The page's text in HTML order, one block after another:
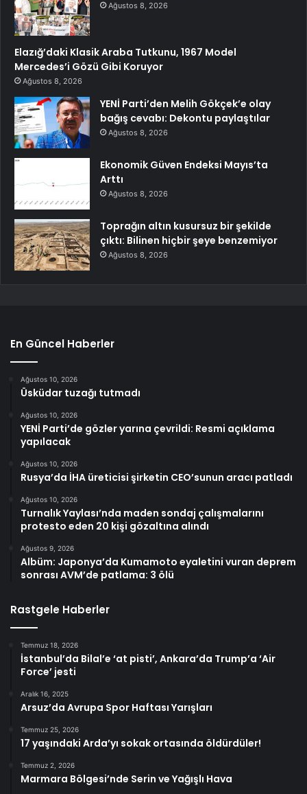
Ağustos 8, 2026
Elazığ’daki Klasik Araba Tutkunu, 1967 Model
Mercedes’i Gözü Gibi Koruyor
Ağustos 8, 2026
YENİ Parti’den Melih Gökçek’e olay
bağış cevabı: Dekontu paylaştılar
Ağustos 8, 2026
Ekonomik Güven Endeksi Mayıs’ta
Arttı
Ağustos 8, 2026
Toprağın altın kusursuz bir şekilde
çıktı: Bilinen hiçbir şeye benzemiyor
Ağustos 8, 2026
En Güncel Haberler
Ağustos 10, 2026
Üsküdar tuzağı tutmadı
Ağustos 10, 2026
YENİ Parti’de gözler yarına çevrildi: Resmi açıklama
yapılacak
Ağustos 10, 2026
Rusya’da İHA üreticisi şirketin CEO’sunun aracı patladı
Ağustos 10, 2026
Turnalık Yaylası’nda maden sondaj çalışmalarını
protesto eden 20 kişi gözaltına alındı
Ağustos 9, 2026
Albüm: Japonya’da Kumamoto eyaletini vuran deprem
sonrası AVM’de patlama: 3 ölü
Rastgele Haberler
Temmuz 18, 2026
İstanbul’da Bilal’e ‘at pisti’, Ankara’da Trump’a ‘Air
Force’ jesti
Aralık 16, 2025
Arsuz’da Avrupa Spor Haftası Yarışları
Temmuz 25, 2026
17 yaşındaki Arda’yı sokak ortasında öldürdüler!
Temmuz 2, 2026
Marmara Bölgesi’nde Serin ve Yağışlı Hava